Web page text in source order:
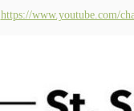
https://www.youtube.com/